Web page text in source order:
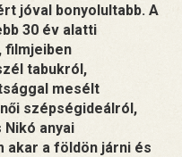
jóval bonyolultabb. A
30 év alatti
filmjeiben
tabukról,
mesélt
szépségideálról,
anyai
akar a földön járni és